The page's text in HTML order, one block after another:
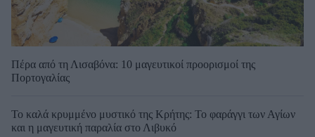
Πέρα από τη Λισαβόνα: 10 μαγευτικοί προορισμοί της
Πορτογαλίας
Το καλά κρυμμένο μυστικό της Κρήτης: Το φαράγγι των Αγίων
και η μαγευτική παραλία στο Λιβυκό